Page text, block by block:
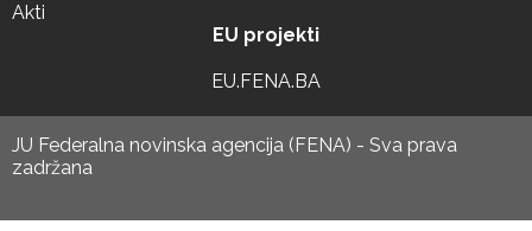
Akti
EU projekti
EU.FENA.BA
JU Federalna novinska agencija (FENA) - Sva prava
zadržana